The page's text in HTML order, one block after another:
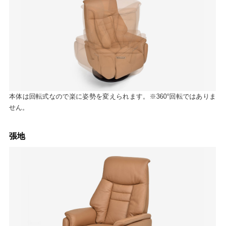
本体は回転式なので楽に姿勢を変えられます。※360°回転ではありま
せん。
張地